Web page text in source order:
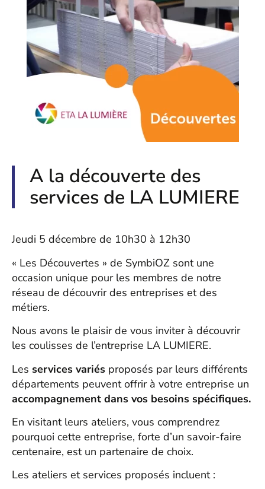
A la découverte des
services de LA LUMIERE
Jeudi 5 décembre de 10h30 à 12h30
« Les Découvertes » de SymbiOZ sont une
occasion unique pour les membres de notre
réseau de découvrir des entreprises et des
métiers.
Nous avons le plaisir de vous inviter à découvrir
les coulisses de l’entreprise LA LUMIERE.
Les services variés proposés par leurs différents
départements peuvent offrir à votre entreprise un
accompagnement dans vos besoins spécifiques.
En visitant leurs ateliers, vous comprendrez
pourquoi cette entreprise, forte d’un savoir-faire
centenaire, est un partenaire de choix.
Les ateliers et services proposés incluent :